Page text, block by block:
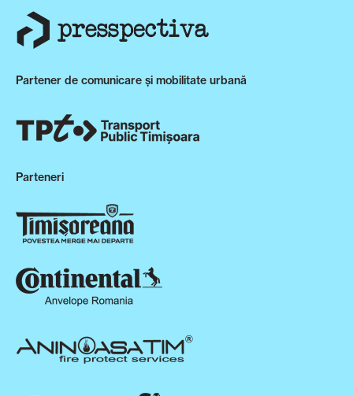
Partener de comunicare și mobilitate urbană
Parteneri